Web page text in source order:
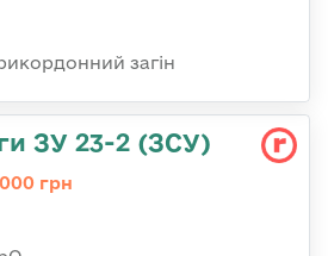
загін
ЗУ 23-2 (ЗСУ)
грн